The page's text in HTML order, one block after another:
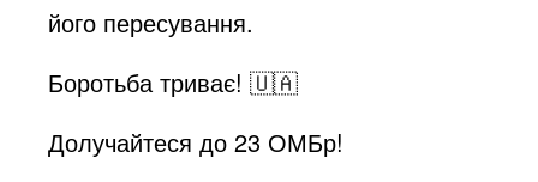
e
його пересування.
Боротьба триває! 🇺🇦
Долучайтеся до 23 ОМБр!